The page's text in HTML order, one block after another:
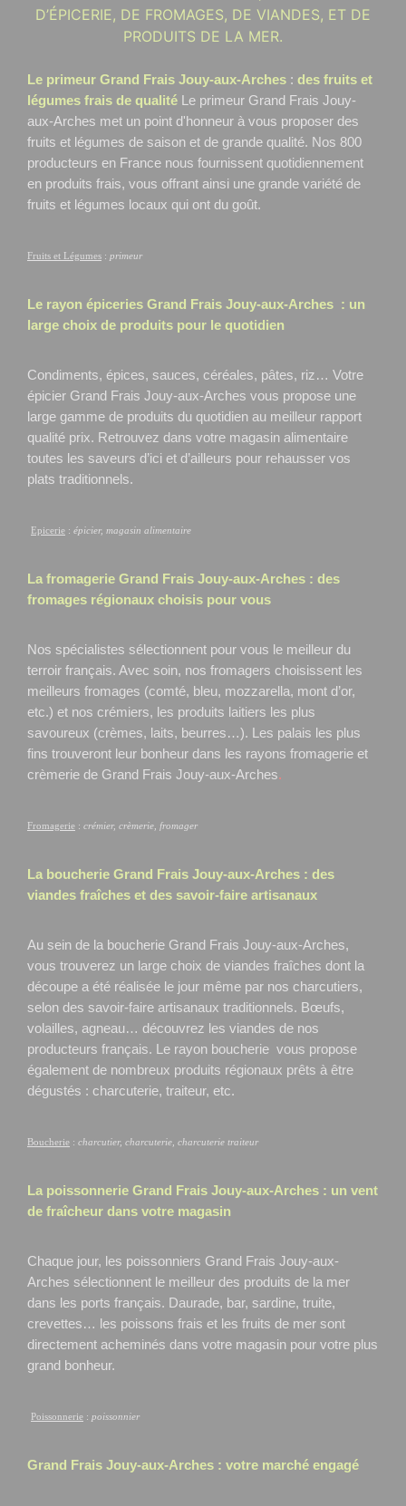
D’ÉPICERIE, DE FROMAGES, DE VIANDES, ET DE
PRODUITS DE LA MER.
Le primeur Grand Frais Jouy-aux-Arches : des fruits et
légumes frais de qualité Le primeur Grand Frais Jouy-
aux-Arches met un point d'honneur à vous proposer des
fruits et légumes de saison et de grande qualité. Nos 800
producteurs en France nous fournissent quotidiennement
en produits frais, vous offrant ainsi une grande variété de
fruits et légumes locaux qui ont du goût.
Fruits et Légumes : primeur
Le rayon épiceries Grand Frais Jouy-aux-Arches : un
large choix de produits pour le quotidien
Condiments, épices, sauces, céréales, pâtes, riz… Votre
épicier Grand Frais Jouy-aux-Arches vous propose une
large gamme de produits du quotidien au meilleur rapport
qualité prix. Retrouvez dans votre magasin alimentaire
toutes les saveurs d’ici et d’ailleurs pour rehausser vos
plats traditionnels.
Epicerie : épicier, magasin alimentaire
La fromagerie Grand Frais Jouy-aux-Arches : des
fromages régionaux choisis pour vous
Nos spécialistes sélectionnent pour vous le meilleur du
terroir français. Avec soin, nos fromagers choisissent les
meilleurs fromages (comté, bleu, mozzarella, mont d’or,
etc.) et nos crémiers, les produits laitiers les plus
savoureux (crèmes, laits, beurres…). Les palais les plus
fins trouveront leur bonheur dans les rayons fromagerie et
crèmerie de Grand Frais Jouy-aux-Arches.
Fromagerie : crémier, crèmerie, fromager
La boucherie Grand Frais Jouy-aux-Arches : des
viandes fraîches et des savoir-faire artisanaux
Au sein de la boucherie Grand Frais Jouy-aux-Arches,
vous trouverez un large choix de viandes fraîches dont la
découpe a été réalisée le jour même par nos charcutiers,
selon des savoir-faire artisanaux traditionnels. Bœufs,
volailles, agneau… découvrez les viandes de nos
producteurs français. Le rayon boucherie vous propose
également de nombreux produits régionaux prêts à être
dégustés : charcuterie, traiteur, etc.
Boucherie : charcutier, charcuterie, charcuterie traiteur
La poissonnerie Grand Frais Jouy-aux-Arches : un vent
de fraîcheur dans votre magasin
Chaque jour, les poissonniers Grand Frais Jouy-aux-
Arches sélectionnent le meilleur des produits de la mer
dans les ports français. Daurade, bar, sardine, truite,
crevettes… les poissons frais et les fruits de mer sont
directement acheminés dans votre magasin pour votre plus
grand bonheur.
Poissonnerie : poissonnier
Grand Frais Jouy-aux-Arches : votre marché engagé